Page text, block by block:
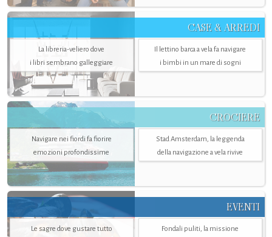
CASE & ARREDI
La libreria-veliero dove
i libri sembrano galleggiare
Il lettino barca a vela fa navigare
i bimbi in un mare di sogni
CROCIERE
Navigare nei fiordi fa fiorire
emozioni profondissime
Stad Amsterdam, la leggenda
della navigazione a vela rivive
EVENTI
Le sagre dove gustare tutto
Fondali puliti, la missione